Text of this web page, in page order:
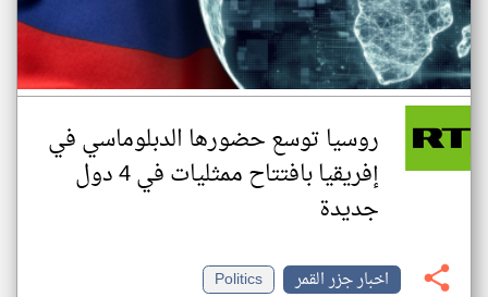
روسيا توسع حضورها الدبلوماسي في
إفريقيا بافتتاح ممثليات في 4 دول
جديدة
اخبار جزر القمر
Politics